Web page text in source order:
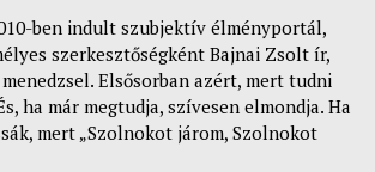
ben indult szubjektív élményportál,
szerkesztőségként Bajnai Zsolt ír,
Elsősorban azért, mert tudni
ha már megtudja, szívesen elmondja. Ha
mert „Szolnokot járom, Szolnokot